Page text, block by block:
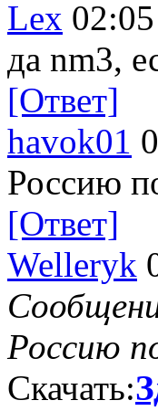
Lex
да nm3,
[Ответ]
havok01
Россию
[Ответ]
Welleryk
Россию
Скачать: